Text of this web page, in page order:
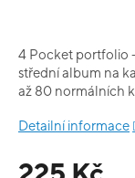
4 Pocket portfolio
střední album na
až 80 normálních
Detailní informace